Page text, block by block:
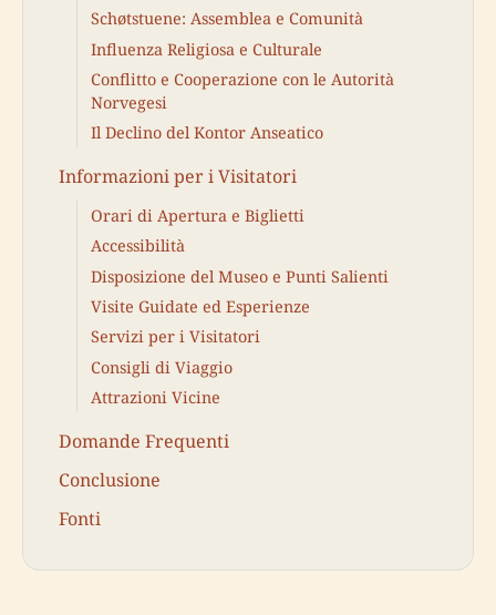
Schøtstuene: Assemblea e Comunità
Influenza Religiosa e Culturale
Conflitto e Cooperazione con le Autorità
Norvegesi
Il Declino del Kontor Anseatico
Informazioni per i Visitatori
Orari di Apertura e Biglietti
Accessibilità
Disposizione del Museo e Punti Salienti
Visite Guidate ed Esperienze
Servizi per i Visitatori
Consigli di Viaggio
Attrazioni Vicine
Domande Frequenti
Conclusione
Fonti